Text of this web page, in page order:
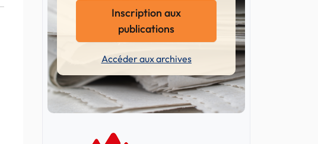
Inscription aux
publications
Accéder aux archives